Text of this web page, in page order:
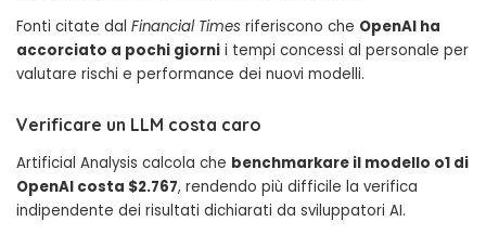
Fonti citate dal Financial Times riferiscono che OpenAI ha
accorciato a pochi giorni i tempi concessi al personale per
valutare rischi e performance dei nuovi modelli.
Verificare un LLM costa caro
Artificial Analysis calcola che benchmarkare il modello o1 di
OpenAI costa $2.767, rendendo più difficile la verifica
indipendente dei risultati dichiarati da sviluppatori AI.